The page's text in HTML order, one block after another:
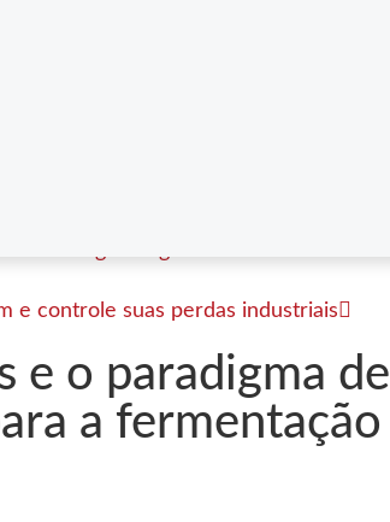
e controle suas perdas industriais
e o paradigma de
a fermentação